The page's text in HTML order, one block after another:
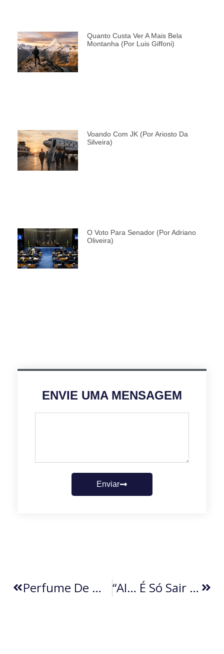
Quanto Custa Ver A Mais Bela
Montanha (por Luis Giffoni)
Voando Com JK (por Ariosto Da
Silveira)
O Voto Para Senador (por Adriano
Oliveira)
ENVIE UMA MENSAGEM
Enviar
Perfume De Mulher (por Vera Helena Castanho) “AI… É Só Sair Usando” (por Daniel Branco)